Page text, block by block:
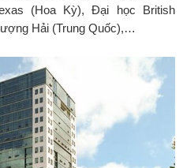
(Hoa Kỳ), Đại học British
Hải (Trung Quốc),…